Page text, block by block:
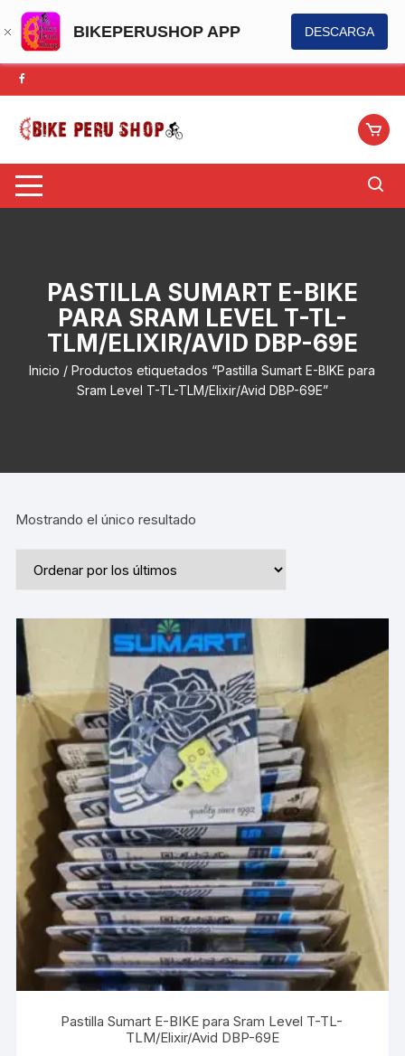
BIKEPERUSHOP APP DESCARGA
Saltar
al
contenido
PASTILLA SUMART E-BIKE
PARA SRAM LEVEL T-TL-
TLM/ELIXIR/AVID DBP-69E
Inicio / Productos etiquetados “Pastilla Sumart E-BIKE para
Sram Level T-TL-TLM/Elixir/Avid DBP-69E”
Mostrando el único resultado
Pastilla Sumart E-BIKE para Sram Level T-TL-
TLM/Elixir/Avid DBP-69E